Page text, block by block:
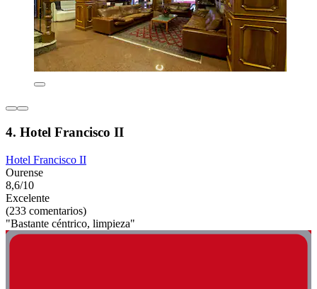
4. Hotel Francisco II
Hotel Francisco II
Ourense
8,6/10
Excelente
(233 comentarios)
"Bastante céntrico, limpieza"